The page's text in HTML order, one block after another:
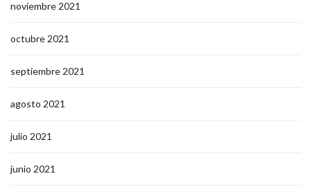
noviembre 2021
octubre 2021
septiembre 2021
agosto 2021
julio 2021
junio 2021